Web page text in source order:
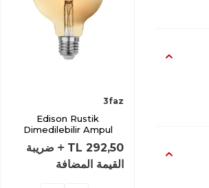
3faz
Edison Rustik
Dimedilebilir Ampul
292,50
ضريبة
القيمة المضافة